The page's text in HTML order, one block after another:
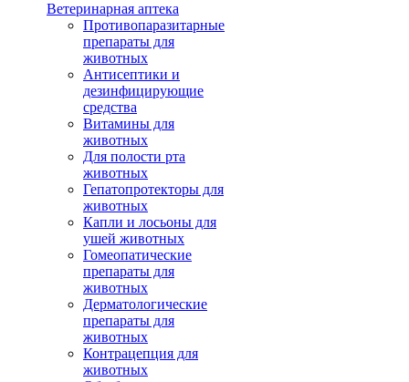
Ветеринарная аптека
Противопаразитарные
препараты для
животных
Антисептики и
дезинфицирующие
средства
Витамины для
животных
Для полости рта
животных
Гепатопротекторы для
животных
Капли и лосьоны для
ушей животных
Гомеопатические
препараты для
животных
Дерматологические
препараты для
животных
Контрацепция для
животных